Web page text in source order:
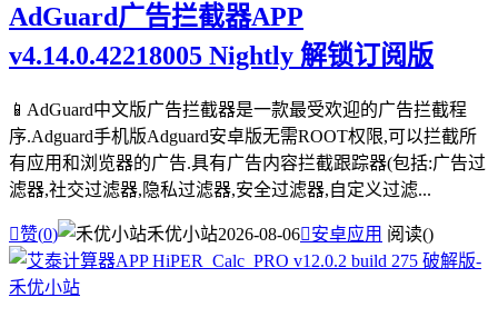
AdGuard广告拦截器APP
v4.14.0.42218005 Nightly 解锁订阅版
📱AdGuard中文版广告拦截器是一款最受欢迎的广告拦截程
序.Adguard手机版Adguard安卓版无需ROOT权限,可以拦截所
有应用和浏览器的广告.具有广告内容拦截跟踪器(包括:广告过
滤器,社交过滤器,隐私过滤器,安全过滤器,自定义过滤...
赞(0) 禾优小站2026-08-06安卓应用 阅读()